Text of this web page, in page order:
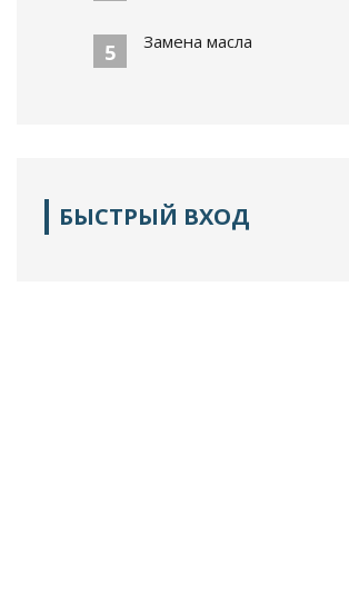
5 Замена масла
БЫСТРЫЙ ВХОД